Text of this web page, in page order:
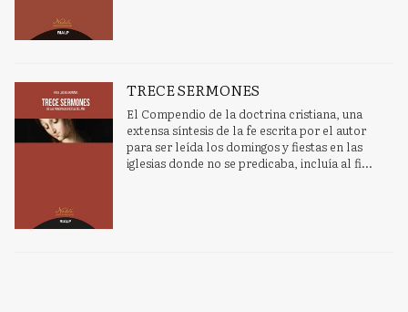
TRECE SERMONES
El Compendio de la doctrina cristiana, una
extensa síntesis de la fe escrita por el autor
para ser leída los domingos y fiestas en las
iglesias donde no se predicaba, incluía al fi...